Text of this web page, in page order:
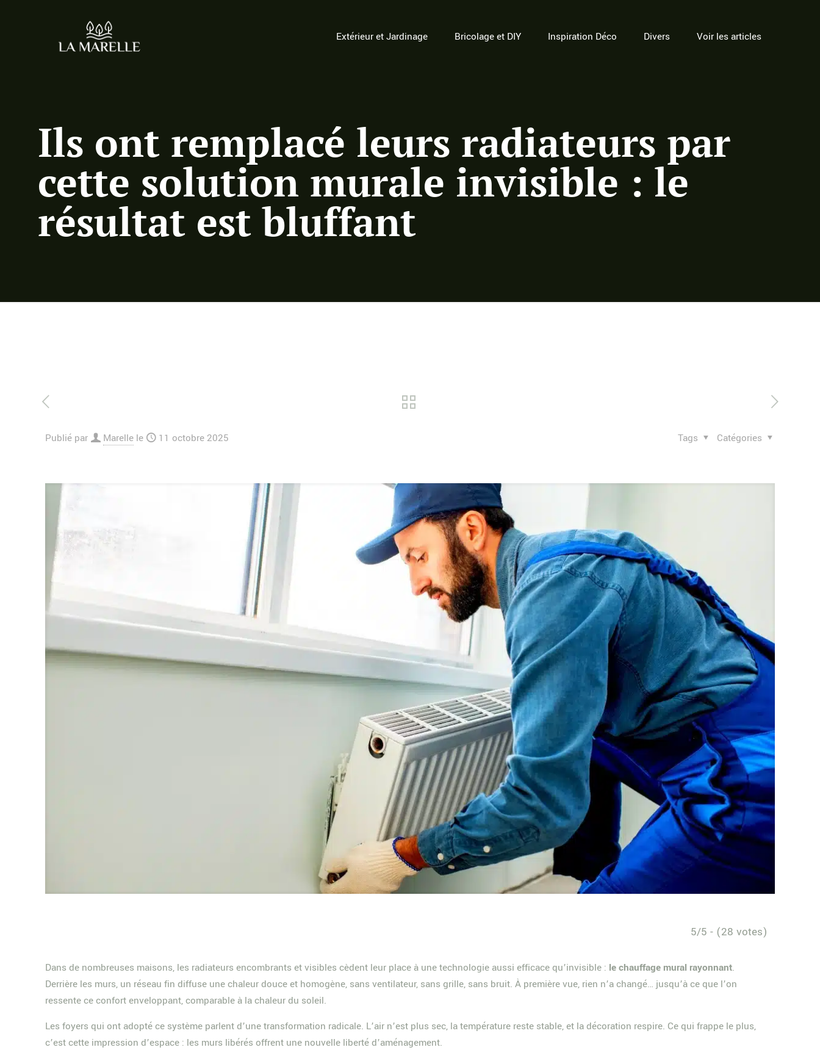
Extérieur et Jardinage Bricolage et DIY Inspiration Déco Divers Voir les articles
Ils ont remplacé leurs radiateurs par
cette solution murale invisible : le
résultat est bluffant
Publié par Marelle le 11 octobre 2025 Catégories
Tags
5/5 - (28 votes)
Dans de nombreuses maisons, les radiateurs encombrants et visibles cèdent leur place à une technologie aussi efficace qu’invisible : le chauffage mural rayonnant.
Derrière les murs, un réseau fin diffuse une chaleur douce et homogène, sans ventilateur, sans grille, sans bruit. À première vue, rien n’a changé… jusqu’à ce que l’on
ressente ce confort enveloppant, comparable à la chaleur du soleil.
Les foyers qui ont adopté ce système parlent d’une transformation radicale. L’air n’est plus sec, la température reste stable, et la décoration respire. Ce qui frappe le plus,
c’est cette impression d’espace : les murs libérés offrent une nouvelle liberté d’aménagement.